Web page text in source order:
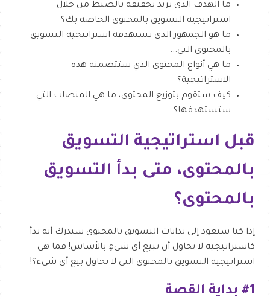
ما الهدف الذي تريد تحقيقه بالضبط من خلال
استراتيجية التسويق بالمحتوى الخاصة بك؟
ما هو الجمهور الذي تستهدفه استراتيجية التسويق
بالمحتوى التي...
ما هي أنواع المحتوى الذي ستتضمنه هذه
الاستراتيجية؟
كيف ستقوم بتوزيع المحتوى، ما هي المنصات التي
ستستهدفها؟
قبل استراتيجية التسويق
بالمحتوى، متى بدأ التسويق
بالمحتوى؟
إذا كنا سنعود إلى بدايات التسويق بالمحتوى سندرك أنه بدأ
كاستراتيجية لا تحاول أن تبيع أي شيءٍ بالأساس! فما هي
استراتيجية التسويق بالمحتوى التي لا تحاول بيع أي شيء؟!
#1 بداية القصة